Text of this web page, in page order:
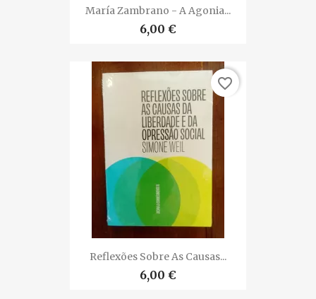
María Zambrano - A Agonia...
6,00 €
Reflexões Sobre As Causas...
6,00 €
favorite_border